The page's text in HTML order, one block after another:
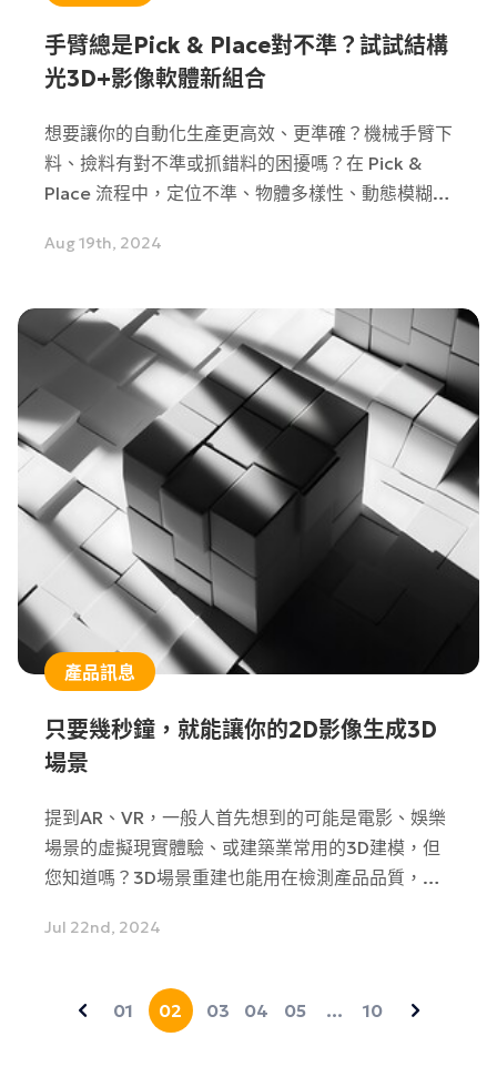
手臂總是Pick & Place對不準？試試結構
光3D+影像軟體新組合
想要讓你的自動化生產更高效、更準確？機械手臂下
料、撿料有對不準或抓錯料的困擾嗎？在 Pick &
Place 流程中，定位不準、物體多樣性、動態模糊等
測器3S系列，以及內建Aurora Design Assistant軟
是高CP值的選擇；與機械手臂搭配使用，更能夠讓
手臂具備像長出雙眼一樣的精準度。
Aug 19th, 2024
產品訊息
只要幾秒鐘，就能讓你的2D影像生成3D
場景
提到AR、VR，一般人首先想到的可能是電影、娛樂
場景的虛擬現實體驗、或建築業常用的3D建模，但
您知道嗎？3D場景重建也能用在檢測產品品質，甚
革命性新功能，能夠將2D影像映射出3D影像，來看
Jul 22nd, 2024
01 02 03 04 05 … 10